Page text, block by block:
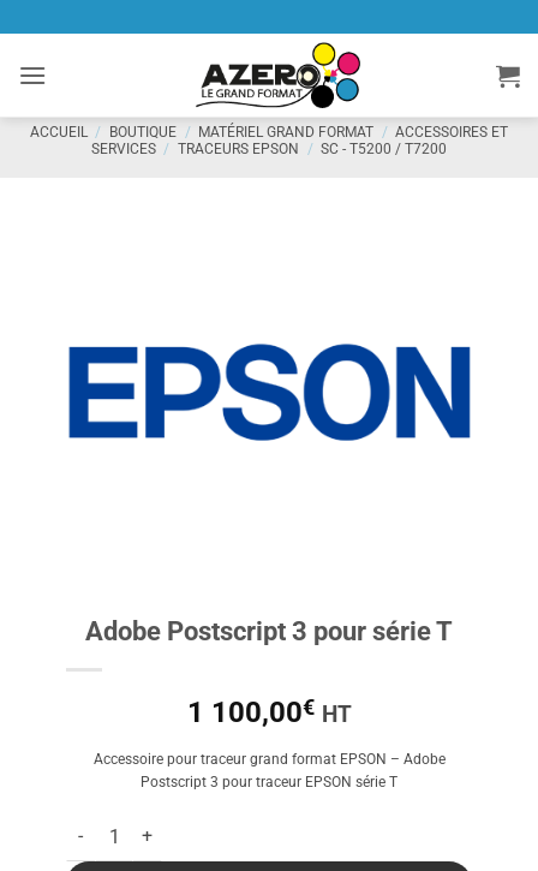
contenu
ACCUEIL / BOUTIQUE / MATÉRIEL GRAND FORMAT / ACCESSOIRES ET
SERVICES / TRACEURS EPSON / SC - T5200 / T7200
Adobe Postscript 3 pour série T
1 100,00€ HT
Accessoire pour traceur grand format EPSON – Adobe
Postscript 3 pour traceur EPSON série T
quantité de Adobe Postscript 3 pour série T